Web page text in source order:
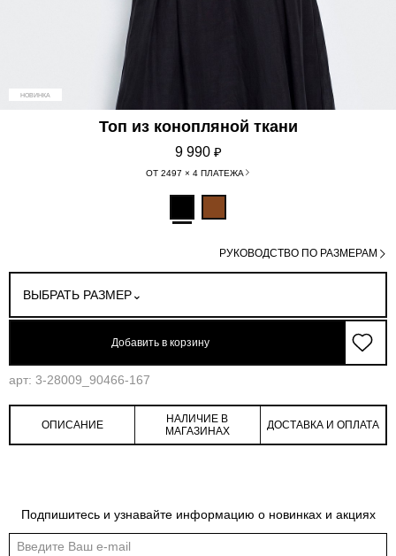
НОВИНКА
Топ из конопляной ткани
9 990 ₽
ОТ 2497 × 4 ПЛАТЕЖА
ВЫБРАТЬ РАЗМЕР
РУКОВОДСТВО ПО РАЗМЕРАМ
Добавить в корзину
арт: 3-28009_90466-167
Обмеры изделия Таблица размеров
ОПИСАНИЕ
НАЛИЧИЕ В
МАГАЗИНАХ
ДОСТАВКА И ОПЛАТА
Подпишитесь и узнавайте информацию о новинках и акциях